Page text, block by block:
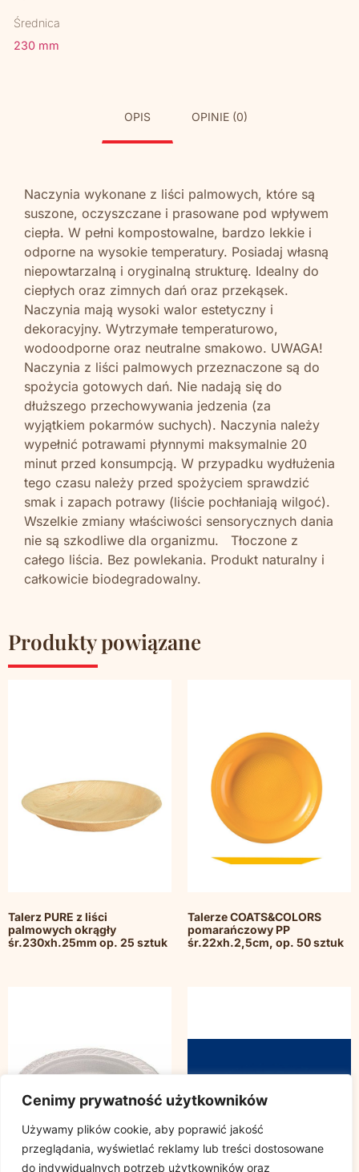
Cenimy prywatność użytkowników
Używamy plików cookie, aby poprawić jakość
przeglądania, wyświetlać reklamy lub treści dostosowane
do indywidualnych potrzeb użytkowników oraz
Średnica
230 mm
OPIS OPINIE (0)
Naczynia wykonane z liści palmowych, które są
suszone, oczyszczane i prasowane pod wpływem
ciepła. W pełni kompostowalne, bardzo lekkie i
odporne na wysokie temperatury. Posiadaj własną
niepowtarzalną i oryginalną strukturę. Idealny do
ciepłych oraz zimnych dań oraz przekąsek.
Naczynia mają wysoki walor estetyczny i
dekoracyjny. Wytrzymałe temperaturowo,
wodoodporne oraz neutralne smakowo. UWAGA!
Naczynia z liści palmowych przeznaczone są do
spożycia gotowych dań. Nie nadają się do
dłuższego przechowywania jedzenia (za
wyjątkiem pokarmów suchych). Naczynia należy
wypełnić potrawami płynnymi maksymalnie 20
minut przed konsumpcją. W przypadku wydłużenia
tego czasu należy przed spożyciem sprawdzić
smak i zapach potrawy (liście pochłaniają wilgoć).
Wszelkie zmiany właściwości sensorycznych dania
nie są szkodliwe dla organizmu. Tłoczone z
całego liścia. Bez powlekania. Produkt naturalny i
całkowicie biodegradowalny.
Produkty powiązane
Talerz PURE z liści
palmowych okrągły
śr.230xh.25mm op. 25 sztuk
Talerze COATS&COLORS
pomarańczowy PP
śr.22xh.2,5cm, op. 50 sztuk